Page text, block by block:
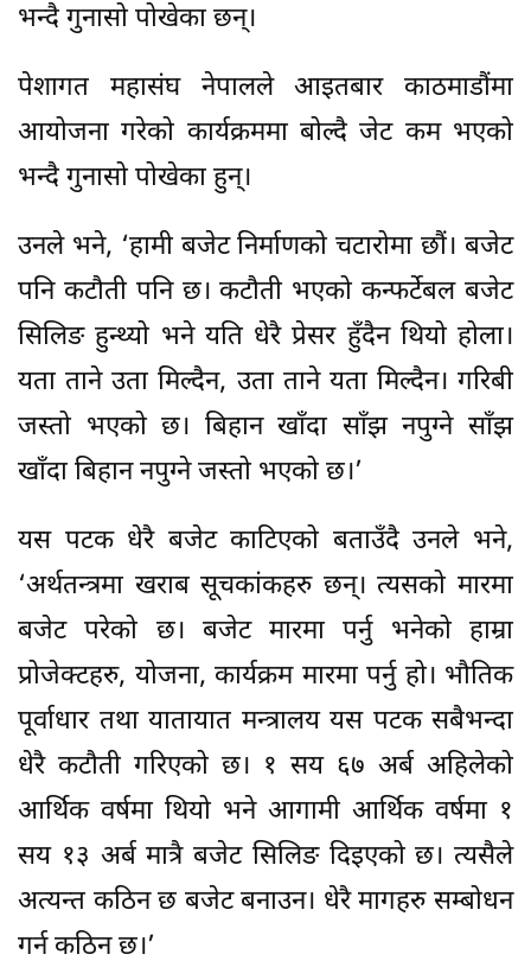
भन्दै गुनासो पोखेका छन्।
पेशागत महासंघ नेपालले आइतबार काठमाडौंमा
आयोजना गरेको कार्यक्रममा बोल्दै जेट कम भएको
भन्दै गुनासो पोखेका हुन्।
उनले भने, ‘हामी बजेट निर्माणको चटारोमा छौं। बजेट
पनि कटौती पनि छ। कटौती भएको कन्फर्टेबल बजेट
सिलिङ हुन्थ्यो भने यति धेरै प्रेसर हुँदैन थियो होला।
यता ताने उता मिल्दैन, उता ताने यता मिल्दैन। गरिबी
जस्तो भएको छ। बिहान खाँदा साँझ नपुग्ने साँझ
खाँदा बिहान नपुग्ने जस्तो भएको छ।’
यस पटक धेरै बजेट काटिएको बताउँदै उनले भने,
‘अर्थतन्त्रमा खराब सूचकांकहरु छन्। त्यसको मारमा
बजेट परेको छ। बजेट मारमा पर्नु भनेको हाम्रा
प्रोजेक्टहरु, योजना, कार्यक्रम मारमा पर्नु हो। भौतिक
पूर्वाधार तथा यातायात मन्त्रालय यस पटक सबैभन्दा
धेरै कटौती गरिएको छ। १ सय ६७ अर्ब अहिलेको
आर्थिक वर्षमा थियो भने आगामी आर्थिक वर्षमा १
सय १३ अर्ब मात्रै बजेट सिलिङ दिइएको छ। त्यसैले
अत्यन्त कठिन छ बजेट बनाउन। धेरै मागहरु सम्बोधन
गर्न कठिन छ।’